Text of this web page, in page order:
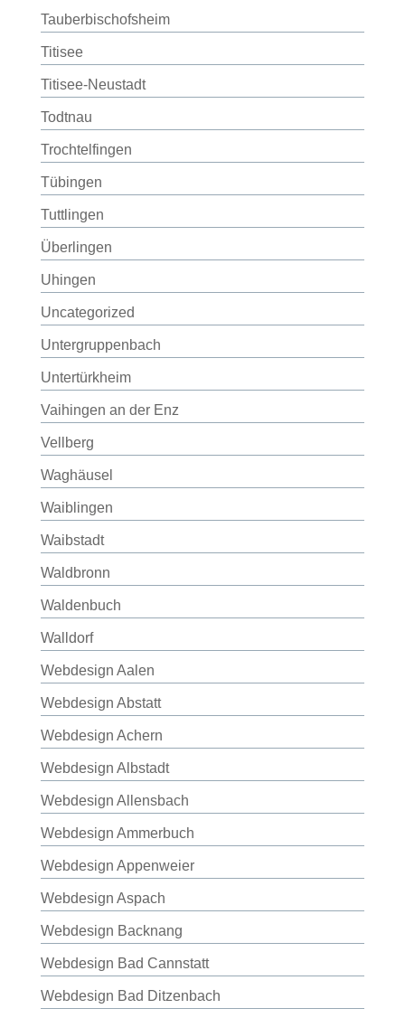
Tauberbischofsheim
Titisee
Titisee-Neustadt
Todtnau
Trochtelfingen
Tübingen
Tuttlingen
Überlingen
Uhingen
Uncategorized
Untergruppenbach
Untertürkheim
Vaihingen an der Enz
Vellberg
Waghäusel
Waiblingen
Waibstadt
Waldbronn
Waldenbuch
Walldorf
Webdesign Aalen
Webdesign Abstatt
Webdesign Achern
Webdesign Albstadt
Webdesign Allensbach
Webdesign Ammerbuch
Webdesign Appenweier
Webdesign Aspach
Webdesign Backnang
Webdesign Bad Cannstatt
Webdesign Bad Ditzenbach